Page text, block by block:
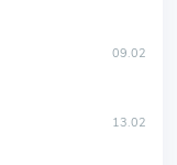
09.02
13.02